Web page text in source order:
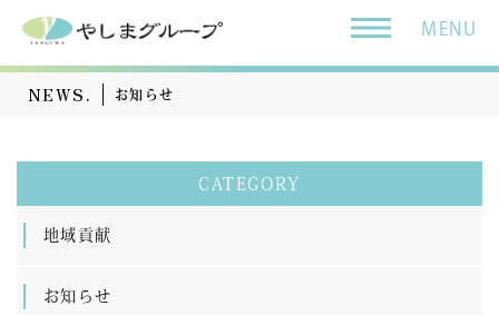
MENU
NEWS. お知らせ
CATEGORY
地域貢献
お知らせ